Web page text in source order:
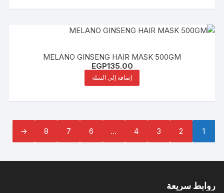
MELANO GINSENG HAIR MASK 500GM
EGP135.00
إضافة إلى السلة
1
2
3
4
…
6
7
8
←
روابط سريعة